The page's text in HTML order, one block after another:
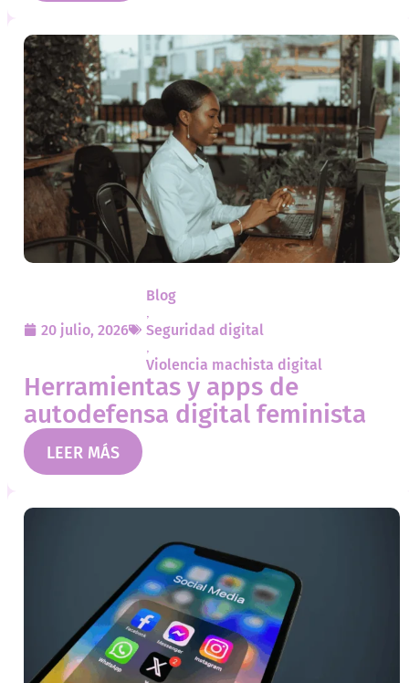
20 julio, 2026
Blog
Seguridad digital
Violencia machista digital
Herramientas y apps de
autodefensa digital feminista
LEER MÁS